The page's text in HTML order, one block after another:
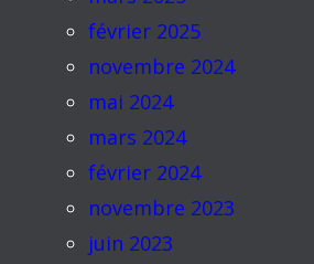
février 2025
novembre 2024
mai 2024
mars 2024
février 2024
novembre 2023
juin 2023